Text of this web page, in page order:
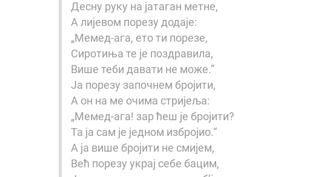
Десну руку на јатаган метне,
А лијевом порезу додаје:
„Мемед-ага, ето ти порезе,
Сиротиња те је поздравила,
Више теби давати не може.”
Ја порезу започнем бројити,
А он на ме очима стријеља:
„Мемед-ага! зар ћеш је бројити?
Та ја сам је једном избројио.“
А ја више бројити не смијем,
Већ порезу украј себе бацим,